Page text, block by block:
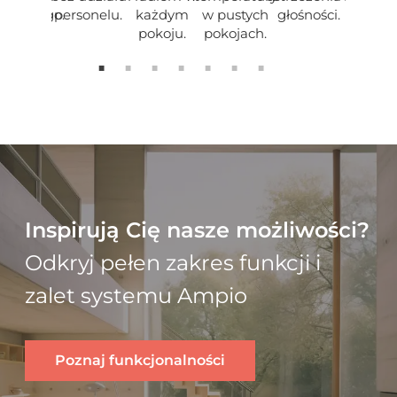
personelu.
każdym
pokoju.
w pustych
pokojach.
głośności.
Inspirują Cię nasze możliwości?
Odkryj pełen zakres funkcji i
zalet systemu Ampio
Poznaj funkcjonalności